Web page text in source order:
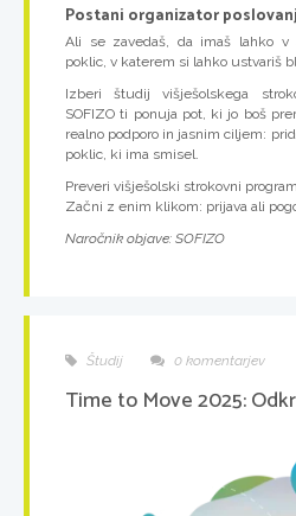
Postani organizator
Ali se zavedaš, da imaš lahko v
poklic, v katerem si lahko ustvariš
Izberi študij višješolskega
SOFIZO ti ponuja pot, ki jo boš
realno podporo in jasnim ciljem:
poklic, ki ima smisel.
Preveri višješolski strokovni
Začni z enim klikom: prijava ali
Naročnik objave: SOFIZO
Študij 0 komentarjev
Time to Move 2025: